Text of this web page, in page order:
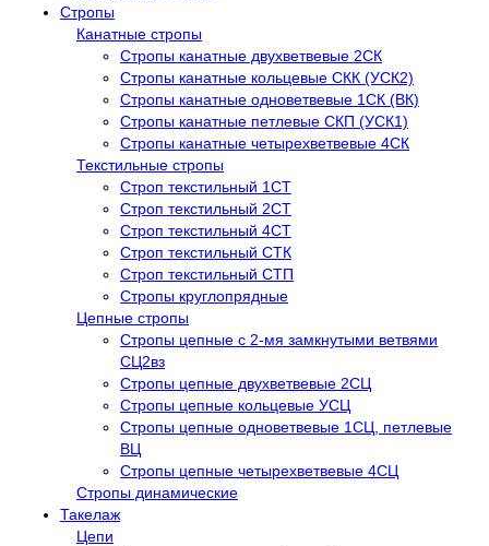
Стропы
Канатные стропы
Стропы канатные двухветвевые 2СК
Стропы канатные кольцевые СКК (УСК2)
Стропы канатные одноветвевые 1СК (ВК)
Стропы канатные петлевые СКП (УСК1)
Стропы канатные четырехветвевые 4СК
Текстильные стропы
Строп текстильный 1СТ
Строп текстильный 2СТ
Строп текстильный 4СТ
Строп текстильный СТК
Строп текстильный СТП
Стропы круглопрядные
Цепные стропы
Стропы цепные с 2-мя замкнутыми ветвями
СЦ2вз
Стропы цепные двухветвевые 2СЦ
Стропы цепные кольцевые УСЦ
Стропы цепные одноветвевые 1СЦ, петлевые
ВЦ
Стропы цепные четырехветвевые 4СЦ
Стропы динамические
Такелаж
Цепи